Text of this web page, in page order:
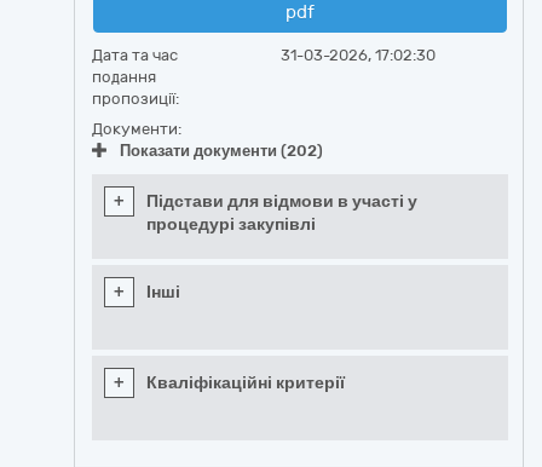
pdf
Дата та час
подання
пропозиції:
31-03-2026, 17:02:30
Документи:
Показати документи (202)
+
Підстави для відмови в участі у
процедурі закупівлі
+ Інші
+ Кваліфікаційні критерії